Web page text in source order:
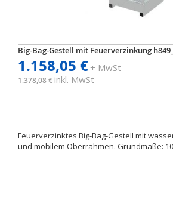
Big-Bag-Gestell mit Feuerverzinkung
1.158,05 €+ MwSt
1.378,08 € inkl. MwSt
Feuerverzinktes Big-Bag-Gestell mit
und mobilem Oberrahmen. Grundmaße: